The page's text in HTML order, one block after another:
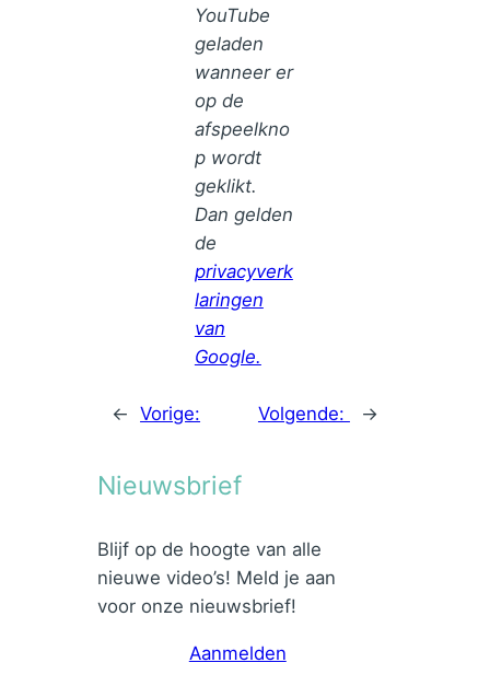
YouTube
geladen
wanneer er
op de
afspeelkno
p wordt
geklikt.
Dan gelden
de
privacyverk
laringen
van
Google.
← Vorige: Volgende: →
Nieuwsbrief
Blijf op de hoogte van alle
nieuwe video’s! Meld je aan
voor onze nieuwsbrief!
Aanmelden